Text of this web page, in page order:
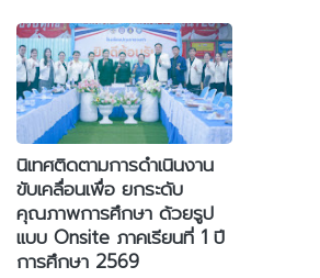
นิเทศติดตามการดำเนินงาน
ขับเคลื่อนเพื่อ ยกระดับ
คุณภาพการศึกษา ด้วยรูป
แบบ Onsite ภาคเรียนที่ 1 ปี
การศึกษา 2569